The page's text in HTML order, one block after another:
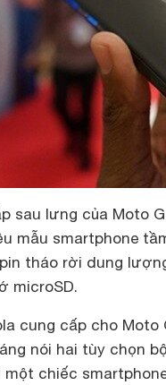
sau lưng của Moto
mẫu smartphone
tháo rời dung
microSD.
cung cấp cho Moto
nói hai tùy chọn
một chiếc